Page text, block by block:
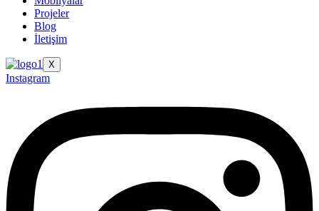
Projeler
Blog
İletişim
X
Instagram